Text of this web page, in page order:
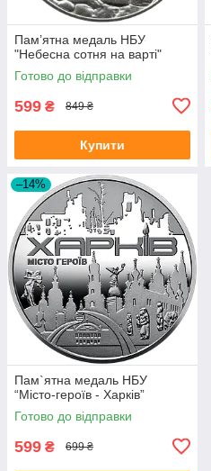
Пам’ятна медаль НБУ
"Небесна сотня на варті"
Готово до відправки
599 ₴ 849 ₴
Купити
–14%
Пам`ятна медаль НБУ
“Місто-героїв - Харків”
Готово до відправки
599 ₴ 699 ₴